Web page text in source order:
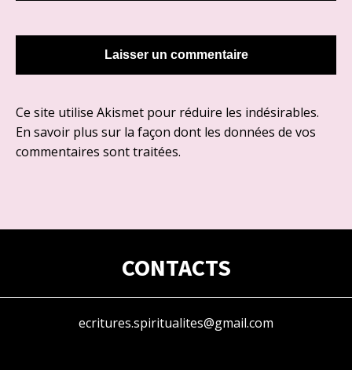
Ce site utilise Akismet pour réduire les indésirables.
En savoir plus sur la façon dont les données de vos
commentaires sont traitées.
CONTACTS
ecritures.spiritualites@gmail.com